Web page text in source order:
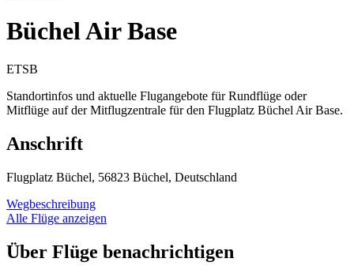
Büchel Air Base
ETSB
Standortinfos und aktuelle Flugangebote für Rundflüge oder
Mitflüge auf der Mitflugzentrale für den Flugplatz Büchel Air Base.
Anschrift
Flugplatz Büchel, 56823 Büchel, Deutschland
Wegbeschreibung
Alle Flüge anzeigen
Über Flüge benachrichtigen